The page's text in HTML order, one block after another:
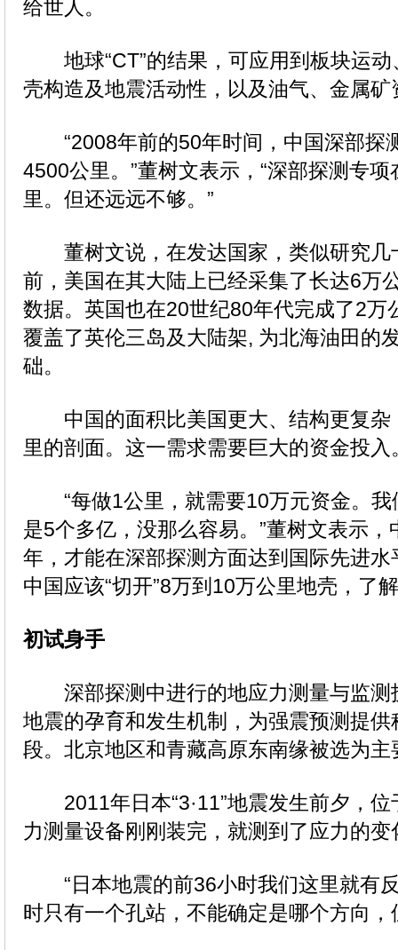
给世人。
地球“CT”的结果，可应用到板块运动
壳构造及地震活动性，以及油气、金属
“2008年前的50年时间，中国深部探
4500公里。”董树文表示，“深部探测专
里。但还远远不够。”
董树文说，在发达国家，类似研究几
前，美国在其大陆上已经采集了长达6万
数据。英国也在20世纪80年代完成了2万
覆盖了英伦三岛及大陆架, 为北海油田的
础。
中国的面积比美国更大、结构更复杂
里的剖面。这一需求需要巨大的资金投入
“每做1公里，就需要10万元资金。我
是5个多亿，没那么容易。”董树文表示
年，才能在深部探测方面达到国际先进
中国应该“切开”8万到10万公里地壳，了
初试身手
深部探测中进行的地应力测量与监测
地震的孕育和发生机制，为强震预测提
段。北京地区和青藏高原东南缘被选为
2011年日本“3·11”地震发生前夕，位
力测量设备刚刚装完，就测到了应力的变
“日本地震的前36小时我们这里就有反
时只有一个孔站，不能确定是哪个方向，